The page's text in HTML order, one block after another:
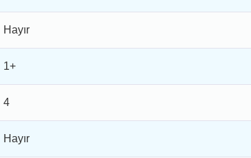
Hayır
1+
4
Hayır